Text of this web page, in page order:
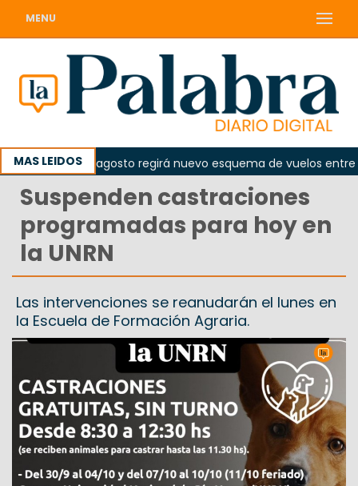
MENU
MAS LEIDOS
el 10 de agosto regirá nuevo esquema de vuelos entre
Suspenden castraciones
programadas para hoy en
la UNRN
Las intervenciones se reanudarán el lunes en
la Escuela de Formación Agraria.